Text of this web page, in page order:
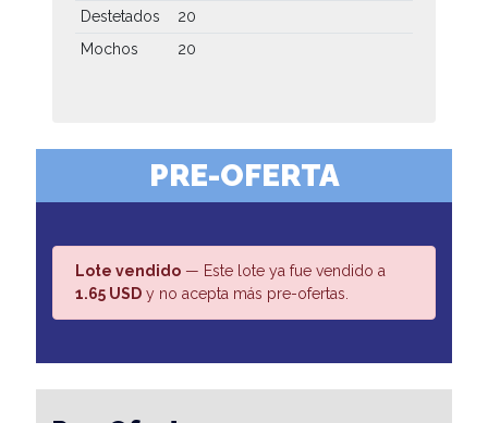
Destetados
20
Mochos
20
PRE-OFERTA
Lote vendido — Este lote ya fue vendido a
1.65 USD y no acepta más pre-ofertas.